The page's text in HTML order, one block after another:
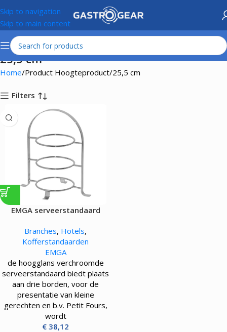
Skip to navigation
Skip to main content
25,5 cm
Home Product Hoogteproduct 25,5 cm
Filters
EMGA serveerstandaard
Branches, Hotels,
Kofferstandaarden
EMGA
de hoogglans verchroomde
serveerstandaard biedt plaats
aan drie borden, voor de
presentatie van kleine
gerechten en b.v. Petit Fours,
wordt
€ 38,12